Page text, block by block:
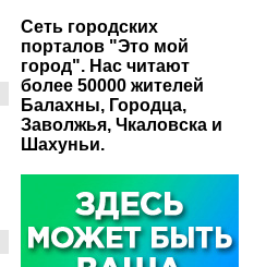
Сеть городских
порталов "Это мой
город". Нас читают
более 50000 жителей
Балахны, Городца,
Заволжья, Чкаловска и
Шахуньи.